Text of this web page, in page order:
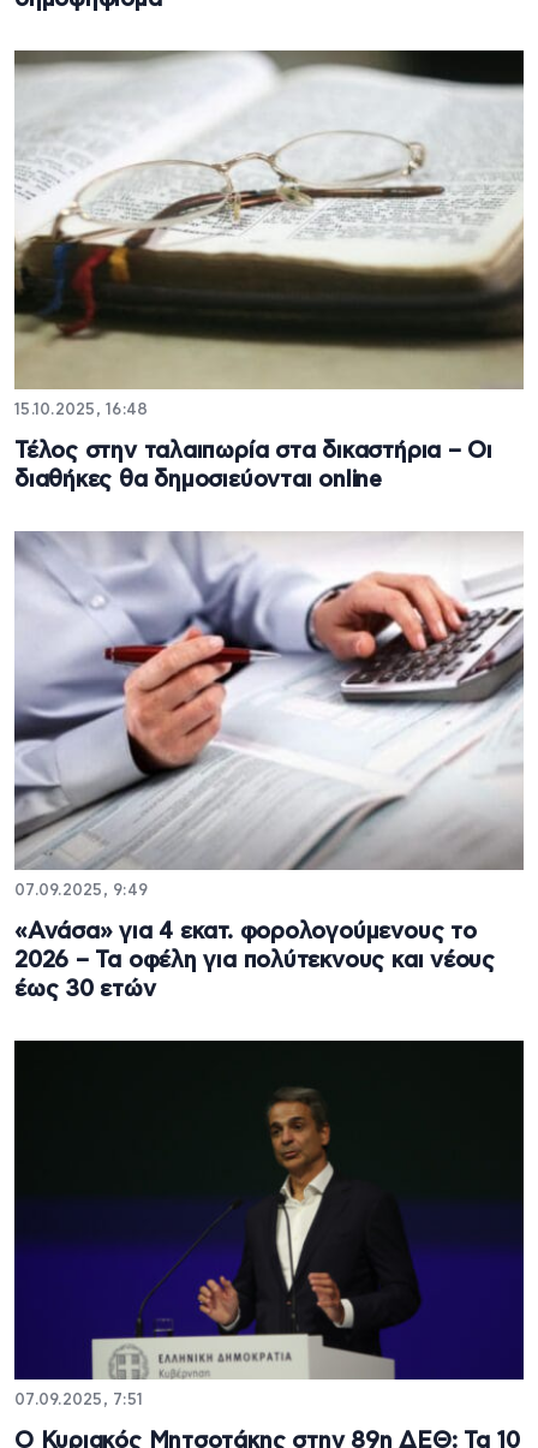
15.10.2025, 16:48
Τέλος στην ταλαιπωρία στα δικαστήρια – Οι
διαθήκες θα δημοσιεύονται online
07.09.2025, 9:49
«Ανάσα» για 4 εκατ. φορολογούμενους το
2026 – Τα οφέλη για πολύτεκνους και νέους
έως 30 ετών
07.09.2025, 7:51
Ο Κυριακός Μητσοτάκης στην 89η ΔΕΘ: Τα 10